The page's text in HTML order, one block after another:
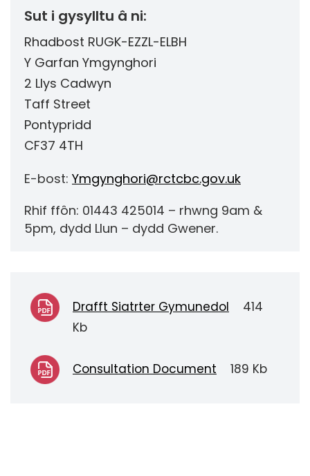
Sut i gysylltu â ni:
Rhadbost RUGK-EZZL-ELBH
Y Garfan Ymgynghori
2 Llys Cadwyn
Taff Street
Pontypridd
CF37 4TH
E-bost: Ymgynghori@rctcbc.gov.uk
Rhif ffôn: 01443 425014 – rhwng 9am &
5pm, dydd Llun – dydd Gwener.
Drafft Siatrter Gymunedol
414
Kb
Consultation Document 189 Kb